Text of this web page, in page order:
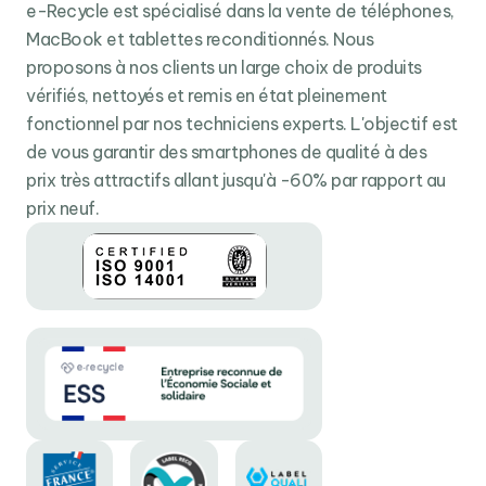
mise sur son processeur maison : le AppleA14, un
concentré de puissance disposant de6 cœurs
logiqueset 4 coeurs graphiques. À ce SoC, la firme de
Cupertino à couplé4 Go de RAMet64 ou 256 Go de
stockage.
Ainsi, l’iPad Air 2020 ne se refuse aucune tâche, du
montage vidéo 4K à la création graphique en passant
par le jeu vidéo 3D, la tablette d’Apple encaisse tout
silencieusement et sans chauffe excessive.
Grâce à la puissante optimisation fournie par son
système d’exploitationiPadOS 14, il ajuste ses
performances à chaque cas d’usage pour préserver son
autonomie tout en promettant une expérience fluide,
sans ralentissements.
Liquid Retina : calibré pour la créativité
e-Recycle est spécialisé dans la vente de téléphones,
MacBook et tablettes reconditionnés. Nous
proposons à nos clients un large choix de produits
vérifiés, nettoyés et remis en état pleinement
fonctionnel par nos techniciens experts. L'objectif est
de vous garantir des smartphones de qualité à des
prix très attractifs allant jusqu'à -60% par rapport au
prix neuf.